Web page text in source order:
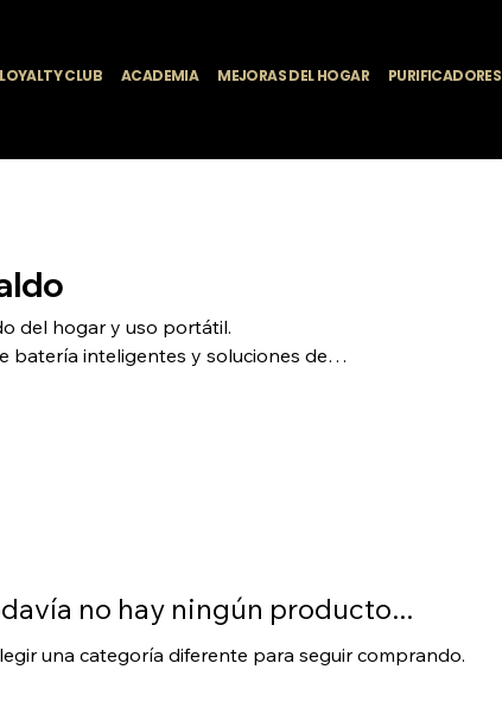
PURIFICADORES
MEJORAS DEL HOGAR
ACADEMIA
LOYALTY CLUB
del hogar y uso portátil.
batería inteligentes y soluciones de
no hay ningún producto...
una categoría diferente para seguir comprando.